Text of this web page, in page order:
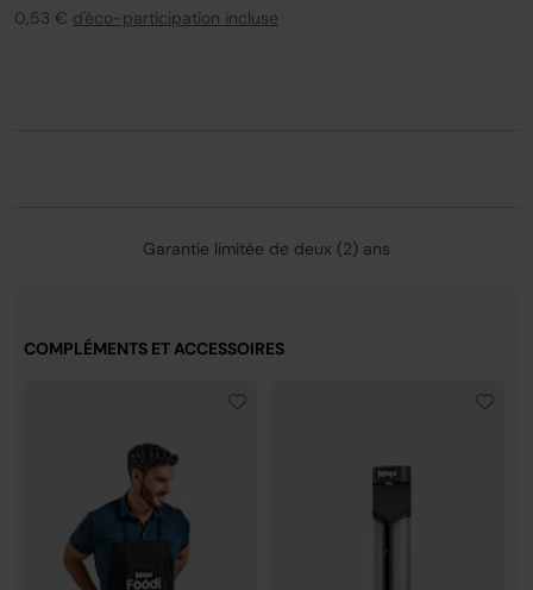
** Testé avec des bâtonnets de poisson panés et des
0,53 € d'éco-participation incluse
Garantie limitée de deux (2) ans
COMPLÉMENTS ET ACCESSOIRES